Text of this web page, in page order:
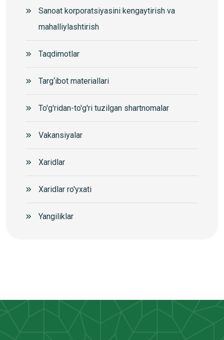
Sanoat korporatsiyasini kengaytirish va
mahalliylashtirish
Taqdimotlar
Targ‘ibot materiallari
To'g'ridan-to'g'ri tuzilgan shartnomalar
Vakansiyalar
Xaridlar
Xaridlar ro'yxati
Yangiliklar